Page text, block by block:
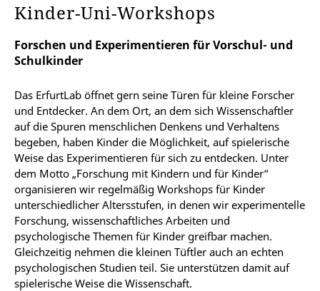
Kinder-Uni-Workshops
Forschen und Experimentieren für Vorschul- und
Schulkinder
Das ErfurtLab öffnet gern seine Türen für kleine Forscher
und Entdecker. An dem Ort, an dem sich Wissenschaftler
auf die Spuren menschlichen Denkens und Verhaltens
begeben, haben Kinder die Möglichkeit, auf spielerische
Weise das Experimentieren für sich zu entdecken. Unter
dem Motto „Forschung mit Kindern und für Kinder“
organisieren wir regelmäßig Workshops für Kinder
unterschiedlicher Altersstufen, in denen wir experimentelle
Forschung, wissenschaftliches Arbeiten und
psychologische Themen für Kinder greifbar machen.
Gleichzeitig nehmen die kleinen Tüftler auch an echten
psychologischen Studien teil. Sie unterstützen damit auf
spielerische Weise die Wissenschaft.